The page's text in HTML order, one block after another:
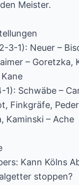
Meister.
3-1): Neuer –
– Goretzka,
1): Schwäbe –
Finkgräfe,
Kaminski – Ache
Kann Kölns
stoppen?